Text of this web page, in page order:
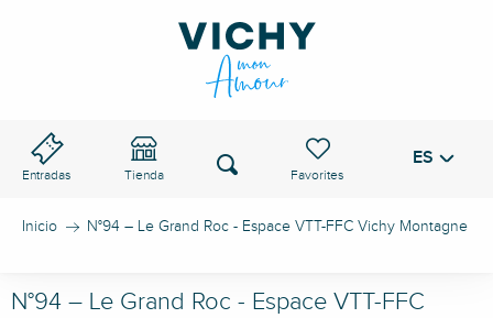
Entradas Tienda
Voir les favoris
Buscar ES
Inicio N°94 – Le Grand Roc - Espace VTT-FFC Vichy Montagne
N°94 – Le Grand Roc - Espace VTT-FFC